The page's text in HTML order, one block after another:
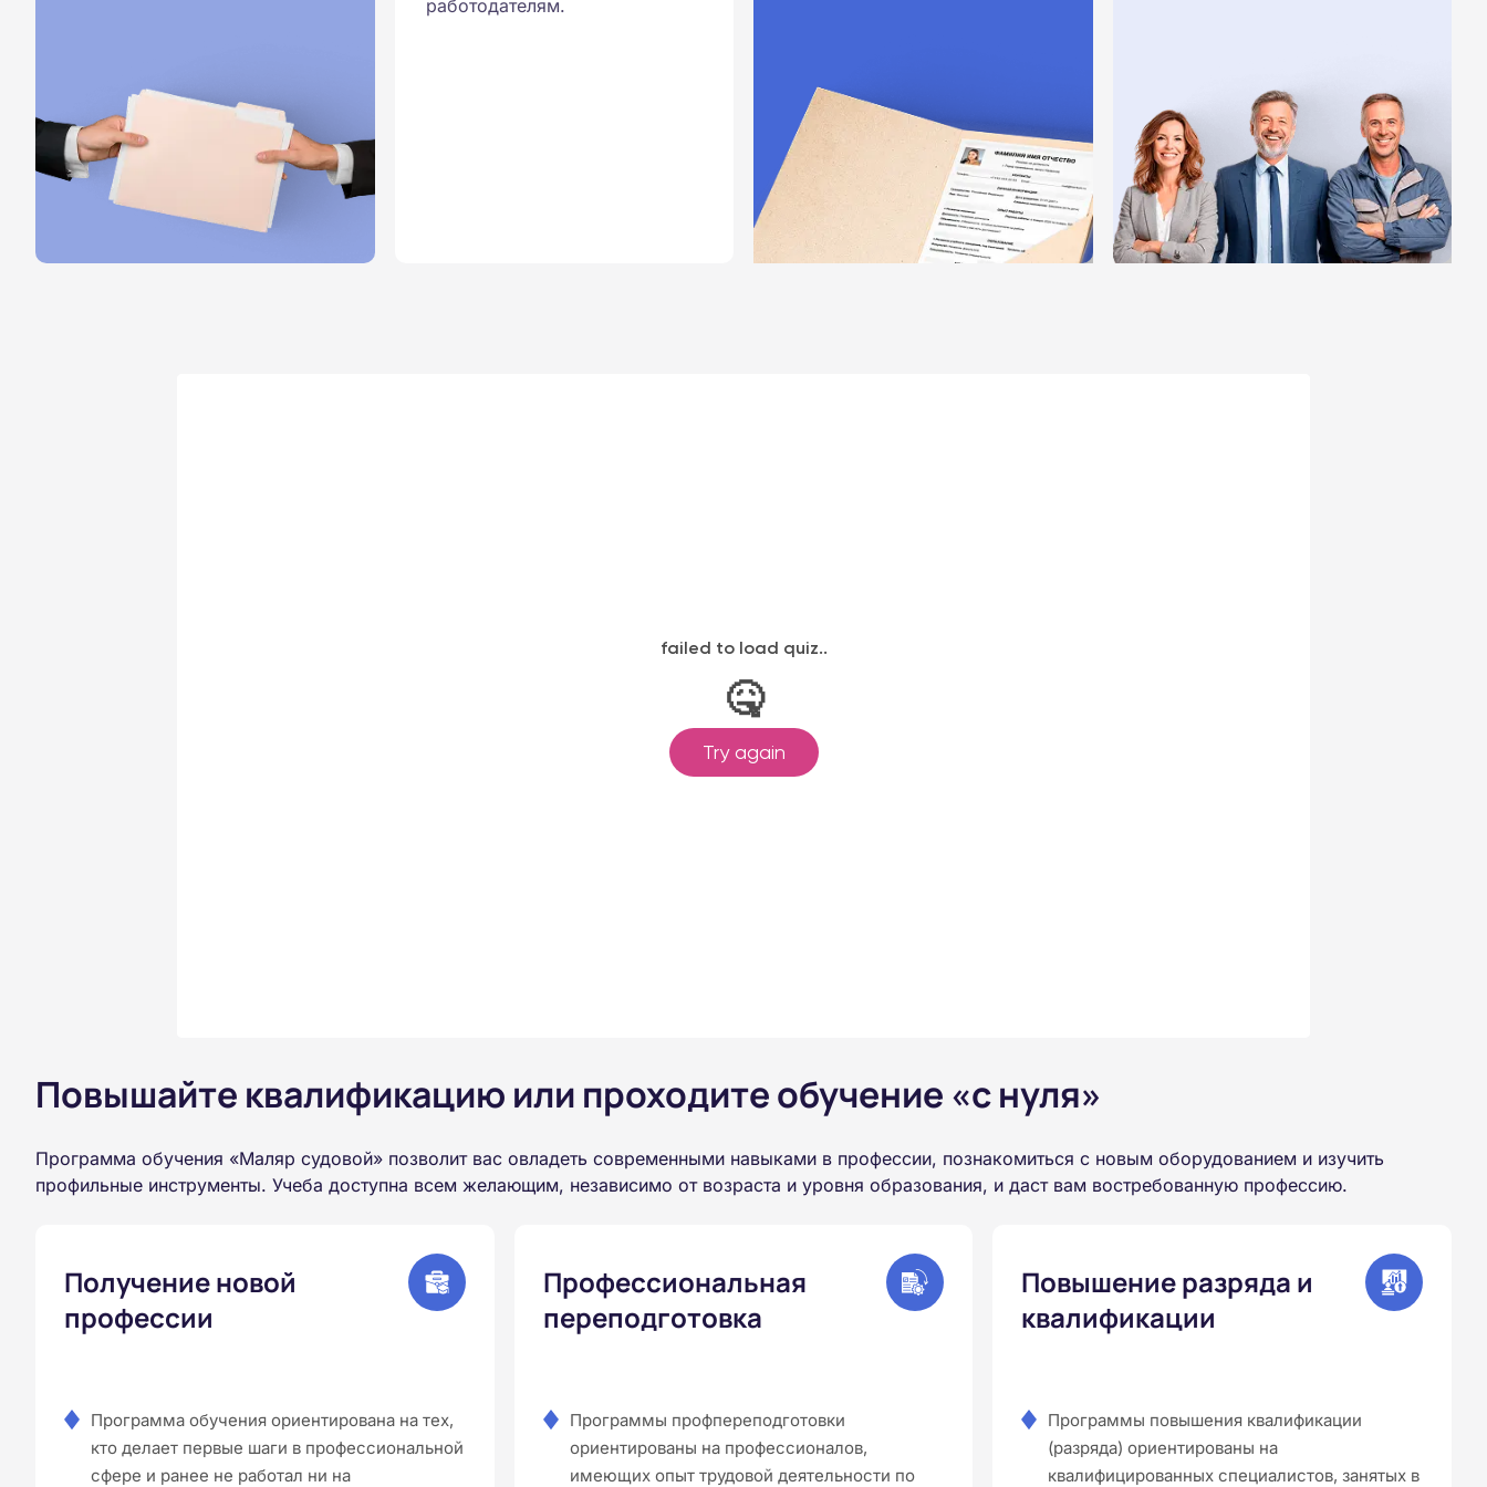
работодателям.
Повышайте квалификацию или проходите обучение «с нуля»
Программа обучения «Маляр судовой» позволит вас овладеть современными навыками в профессии, познакомиться с новым оборудованием и изучить
профильные инструменты. Учеба доступна всем желающим, независимо от возраста и уровня образования, и даст вам востребованную профессию.
Получение новой
профессии
Программа обучения ориентирована на тех,
кто делает первые шаги в профессиональной
сфере и ранее не работал ни на
Профессиональная
переподготовка
Программы профпереподготовки
ориентированы на профессионалов,
имеющих опыт трудовой деятельности по
Повышение разряда и
квалификации
Программы повышения квалификации
(разряда) ориентированы на
квалифицированных специалистов, занятых в